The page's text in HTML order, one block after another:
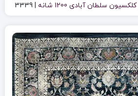
|کلکسیون سلطان آبادی 1200 شانه 3339